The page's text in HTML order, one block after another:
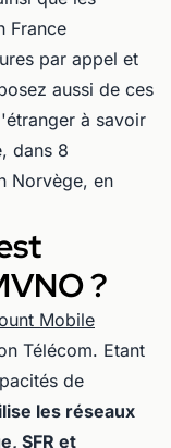
France
par appel et
aussi de ces
à savoir
dans 8
Norvège, en
?
Mobile
Télécom. Etant
de
les réseaux
SFR et